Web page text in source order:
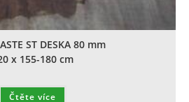
ST DESKA 80 mm
x 155-180 cm
Čtěte více